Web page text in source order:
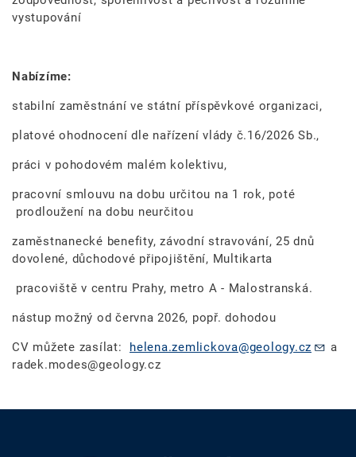
vystupování
Nabízíme:
stabilní zaměstnání ve státní příspěvkové organizaci,
platové ohodnocení dle nařízení vlády č.16/2026 Sb.,
práci v pohodovém malém kolektivu,
pracovní smlouvu na dobu určitou na 1 rok, poté
prodloužení na dobu neurčitou
zaměstnanecké benefity, závodní stravování, 25 dnů
dovolené, důchodové připojištění, Multikarta
pracoviště v centru Prahy, metro A - Malostranská.
nástup možný od června 2026, popř. dohodou
CV můžete zasílat: helena.zemlickova@geology.cz
a
radek.modes@geology.cz